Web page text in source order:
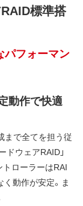
標準搭
パフォーマン
動作で快適
まで全てを担う従
ドウェアRAID」
トローラーはRAI
動作が安定。ま